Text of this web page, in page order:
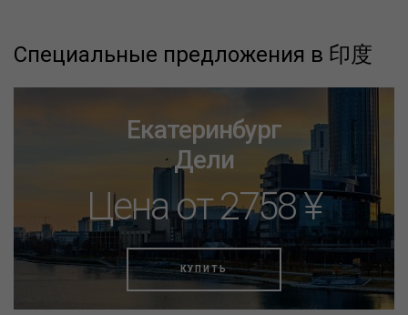
Специальные предложения в 印度
Екатеринбург
Дели
Цена от 2758 ¥
КУПИТЬ